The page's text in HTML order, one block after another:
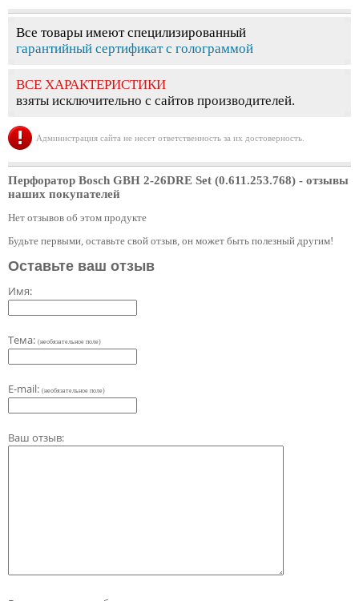
Все товары имеют специлизированный
гарантийный сертификат с голограммой
ВСЕ ХАРАКТЕРИСТИКИ
взяты исключительно с сайтов производителей.
Администрация сайта не несет ответственность за их достоверность.
Перфоратор Bosch GBH 2-26DRE Set (0.611.253.768) - отзывы
наших покупателей
Нет отзывов об этом продукте
Будьте первыми, оставьте свой отзыв, он может быть полезный другим!
Оставьте ваш отзыв
Имя:
Тема: (необязательное поле)
E-mail: (необязательное поле)
Ваш отзыв: